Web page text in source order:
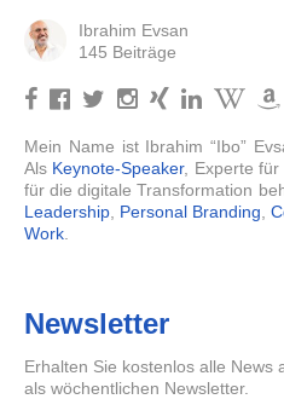
Ibrahim Evsan
145 Beiträge
Mein Name ist Ibrahim “Ibo”
Als Keynote-Speaker, Experte für
für die digitale Transformation
Leadership Personal Branding
Work
Newsletter
Erhalten Sie kostenlos alle News
als wöchentlichen Newsletter.